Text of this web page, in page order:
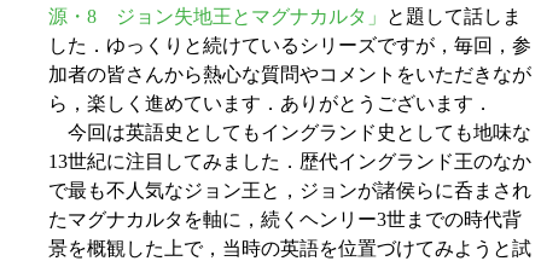
源・8 ジョン失地王とマグナカルタ」
と題して話しま
した．ゆっくりと続けているシリーズですが，毎回，参
加者の皆さんから熱心な質問やコメントをいただきなが
ら，楽しく進めています．ありがとうございます．
今回は英語史としてもイングランド史としても地味な
13世紀に注目してみました．歴代イングランド王のなか
で最も不人気なジョン王と，ジョンが諸侯らに呑まされ
たマグナカルタを軸に，続くヘンリー3世までの時代背
景を概観した上で，当時の英語を位置づけてみようと試